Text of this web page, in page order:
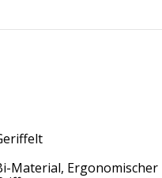
Material, Ergonomischer